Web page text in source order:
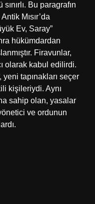
Bu paragrafın
Mısır’da
Ev, Saray”
hükümdardan
Firavunlar,
olarak kabul edilirdi.
tapınakları seçer
kişileriydi. Aynı
sahip olan, yasalar
ve ordunun